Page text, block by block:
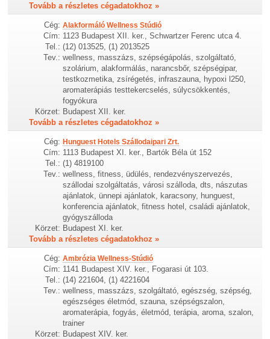
Tovább a részletes cégadatokhoz »
Cég: Alakformáló Wellness Stúdió
Cím: 1123 Budapest XII. ker., Schwartzer Ferenc utca 4.
Tel.: (12) 013525, (1) 2013525
Tev.: wellness, masszázs, szépségápolás, szolgáltató,
szolárium, alakformálás, narancsbőr, szépségipar,
testkozmetika, zsírégetés, infraszauna, hypoxi l250,
aromaterápiás testtekercselés, súlycsökkentés,
fogyókura
Körzet: Budapest XII. ker.
Tovább a részletes cégadatokhoz »
Cég: Hunguest Hotels Szállodaipari Zrt.
Cím: 1113 Budapest XI. ker., Bartók Béla út 152
Tel.: (1) 4819100
Tev.: wellness, fitness, üdülés, rendezvényszervezés,
szállodai szolgáltatás, városi szálloda, dts, nászutas
ajánlatok, ünnepi ajánlatok, karacsony, hunguest,
konferencia ajánlatok, fitness hotel, családi ajánlatok,
gyógyszálloda
Körzet: Budapest XI. ker.
Tovább a részletes cégadatokhoz »
Cég: Ambrózia Wellness-Stúdió
Cím: 1141 Budapest XIV. ker., Fogarasi út 103.
Tel.: (14) 221604, (1) 4221604
Tev.: wellness, masszázs, szolgáltató, egészség, szépség,
egészséges életmód, szauna, szépségszalon,
aromaterápia, fogyás, életmód, terápia, aroma, szalon,
trainer
Körzet: Budapest XIV. ker.